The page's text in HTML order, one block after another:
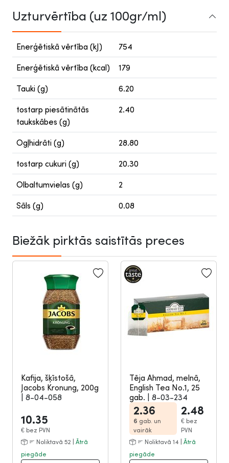
Uzturvērtība (uz 100gr/ml)
Enerģētiskā vērtība (kJ) 754
Enerģētiskā vērtība (kcal) 179
Tauki (g) 6.20
tostarp piesātinātās
taukskābes (g)
2.40
Ogļhidrāti (g) 28.80
tostarp cukuri (g) 20.30
Olbaltumvielas (g) 2
Sāls (g) 0.08
Biežāk pirktās saistītās preces
Kafija, šķīstošā,
Jacobs Kronung, 200g
8-04-058
10.35
€ bez PVN
Noliktavā 52 | Ātrā
piegāde
Tēja Ahmad, melnā,
English Tea No.1, 25
gab.
8-03-234
2.36
6 gab. un
vairāk
2.48
€ bez
PVN
Noliktavā 14 | Ātrā
piegāde